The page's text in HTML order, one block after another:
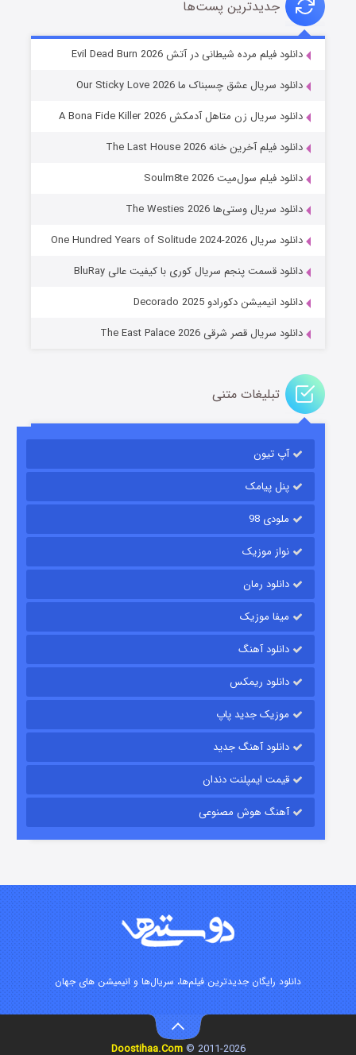
شوهر
قسمت۲ (زیرنویس) منتشر شد
قسمت
قسمت۷ (زیرنویس) منتشر شد
جدیدترین پست‌ها
دانلود فیلم مرده شیطانی در آتش Evil Dead Burn 2026
دانلود سریال عشق چسبناک ما Our Sticky Love 2026
دانلود سریال زن متاهل آدمکش A Bona Fide Killer 2026
دانلود فیلم آخرین خانه The Last House 2026
دانلود فیلم سول‌میت Soulm8te 2026
دانلود سریال وستی‌ها The Westies 2026
دانلود سریال One Hundred Years of Solitude 2024-2026
دانلود قسمت پنجم سریال کوری با کیفیت عالی BluRay
دانلود انیمیشن دکورادو Decorado 2025
دانلود سریال قصر شرقی The East Palace 2026
تبلیغات متنی
آپ تیون
پنل پیامک
ملودی 98
نواز موزیک
دانلود رمان
میفا موزیک
دانلود آهنگ
دانلود ریمکس
موزیک جدید پاپ
دانلود آهنگ جدید
قیمت ایمپلنت دندان
آهنگ هوش مصنوعی
دانلود رایگان جدیدترین فیلم‌ها، سریال‌ها و انیمیشن های جهان
2011-2026 ©
Doostihaa.Com